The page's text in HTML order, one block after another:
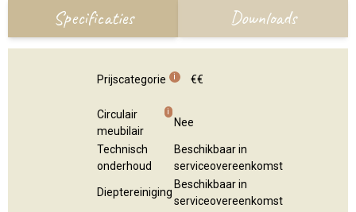
Specificaties Downloads
Prijscategorie i €€
Circulair
meubilair
i
Nee
Technisch
onderhoud
Beschikbaar in
serviceovereenkomst
Dieptereiniging
Beschikbaar in
serviceovereenkomst